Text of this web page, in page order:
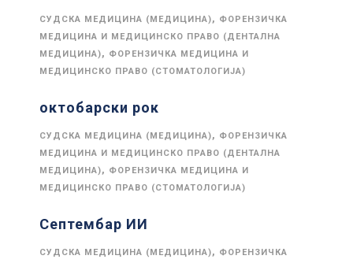
СУДСКА МЕДИЦИНА (МЕДИЦИНА), ФОРЕНЗИЧКА
МЕДИЦИНА И МЕДИЦИНСКО ПРАВО (ДЕНТАЛНА
МЕДИЦИНА), ФОРЕНЗИЧКА МЕДИЦИНА И
МЕДИЦИНСКО ПРАВО (СТОМАТОЛОГИЈА)
октобарски рок
СУДСКА МЕДИЦИНА (МЕДИЦИНА), ФОРЕНЗИЧКА
МЕДИЦИНА И МЕДИЦИНСКО ПРАВО (ДЕНТАЛНА
МЕДИЦИНА), ФОРЕНЗИЧКА МЕДИЦИНА И
МЕДИЦИНСКО ПРАВО (СТОМАТОЛОГИЈА)
Септембар ИИ
СУДСКА МЕДИЦИНА (МЕДИЦИНА), ФОРЕНЗИЧКА